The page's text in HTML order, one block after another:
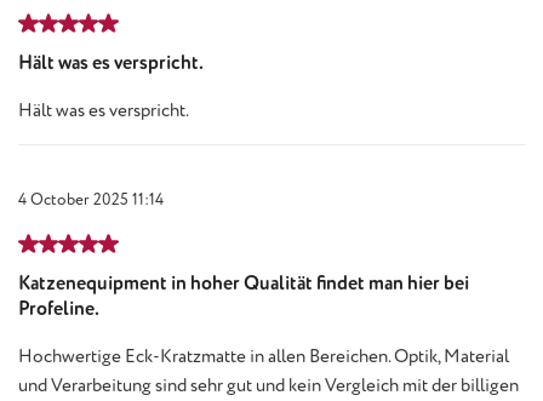
Review with rating of 5 out of 5 stars
Hält was es verspricht.
Hält was es verspricht.
4 October 2025 11:14
Review with rating of 5 out of 5 stars
Katzenequipment in hoher Qualität findet man hier bei
Profeline.
Hochwertige Eck-Kratzmatte in allen Bereichen. Optik, Material
und Verarbeitung sind sehr gut und kein Vergleich mit der billigen